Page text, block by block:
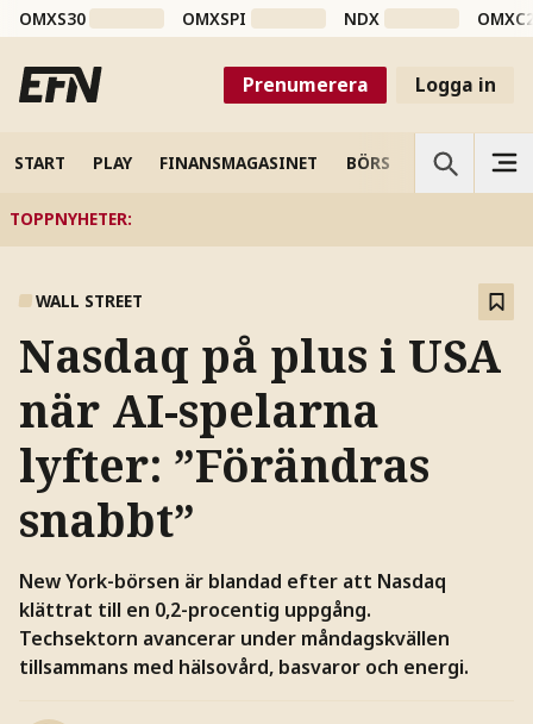
OMXS30 OMXSPI NDX
Prenumerera Logga in
START PLAY FINANSMAGASINET BÖRS VETENSKAP
TOPPNYHETER:
WALL STREET
Nasdaq på plus i USA
när AI-spelarna
lyfter: ”Förändras
snabbt”
New York-börsen är blandad efter att Nasdaq
klättrat till en 0,2-procentig uppgång.
Techsektorn avancerar under måndagskvällen
tillsammans med hälsovård, basvaror och energi.